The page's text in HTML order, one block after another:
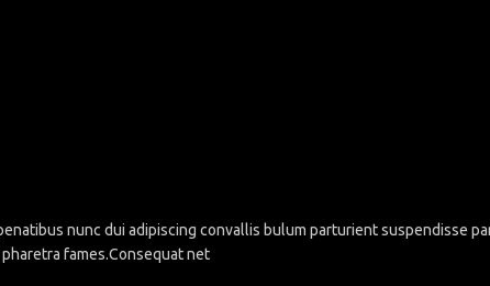
nunc dui adipiscing convallis bulum parturient suspendisse
fames.Consequat net